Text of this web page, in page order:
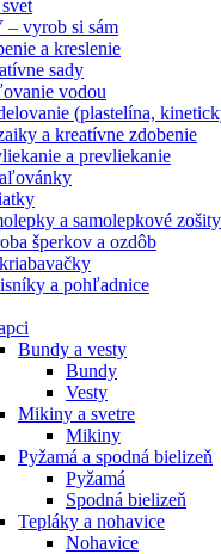
– vyrob si sám
a kreslenie
sady
vodou
(plastelína,
a kreatívne zdobenie
a prevliekanie
a samolepkové zošity
šperkov a ozdôb
a pohľadnice
Bundy a vesty
Bundy
Vesty
Mikiny a svetre
Mikiny
Pyžamá a spodná bielizeň
Pyžamá
Spodná bielizeň
Tepláky a nohavice
Nohavice